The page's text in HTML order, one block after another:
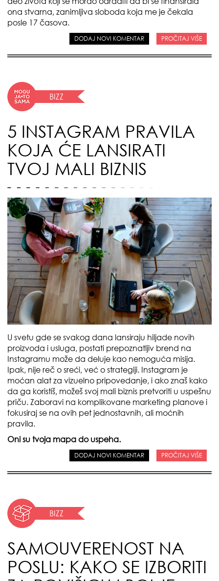
ona stvarna, zanimljiva sloboda koja me je čekala
posle 17 časova.
DODAJ NOVI KOMENTAR PROČITAJ VIŠE
BIZZ
5 INSTAGRAM PRAVILA
KOJA ĆE LANSIRATI
TVOJ MALI BIZNIS
U svetu gde se svakog dana lansiraju hiljade novih
proizvoda i usluga, postati prepoznatljiv brend na
Instagramu može da deluje kao nemoguća misija.
Ipak, nije reč o sreći, već o strategiji. Instagram je
moćan alat za vizuelno pripovedanje, i ako znaš kako
da ga koristiš, možeš svoj mali biznis pretvoriti u uspešnu
priču. Zaboravi na komplikovane marketing planove i
fokusiraj se na ovih pet jednostavnih, ali moćnih
pravila.
Oni su tvoja mapa do uspeha.
DODAJ NOVI KOMENTAR PROČITAJ VIŠE
BIZZ
SAMOUVERENOST NA
POSLU: KAKO SE IZBORITI